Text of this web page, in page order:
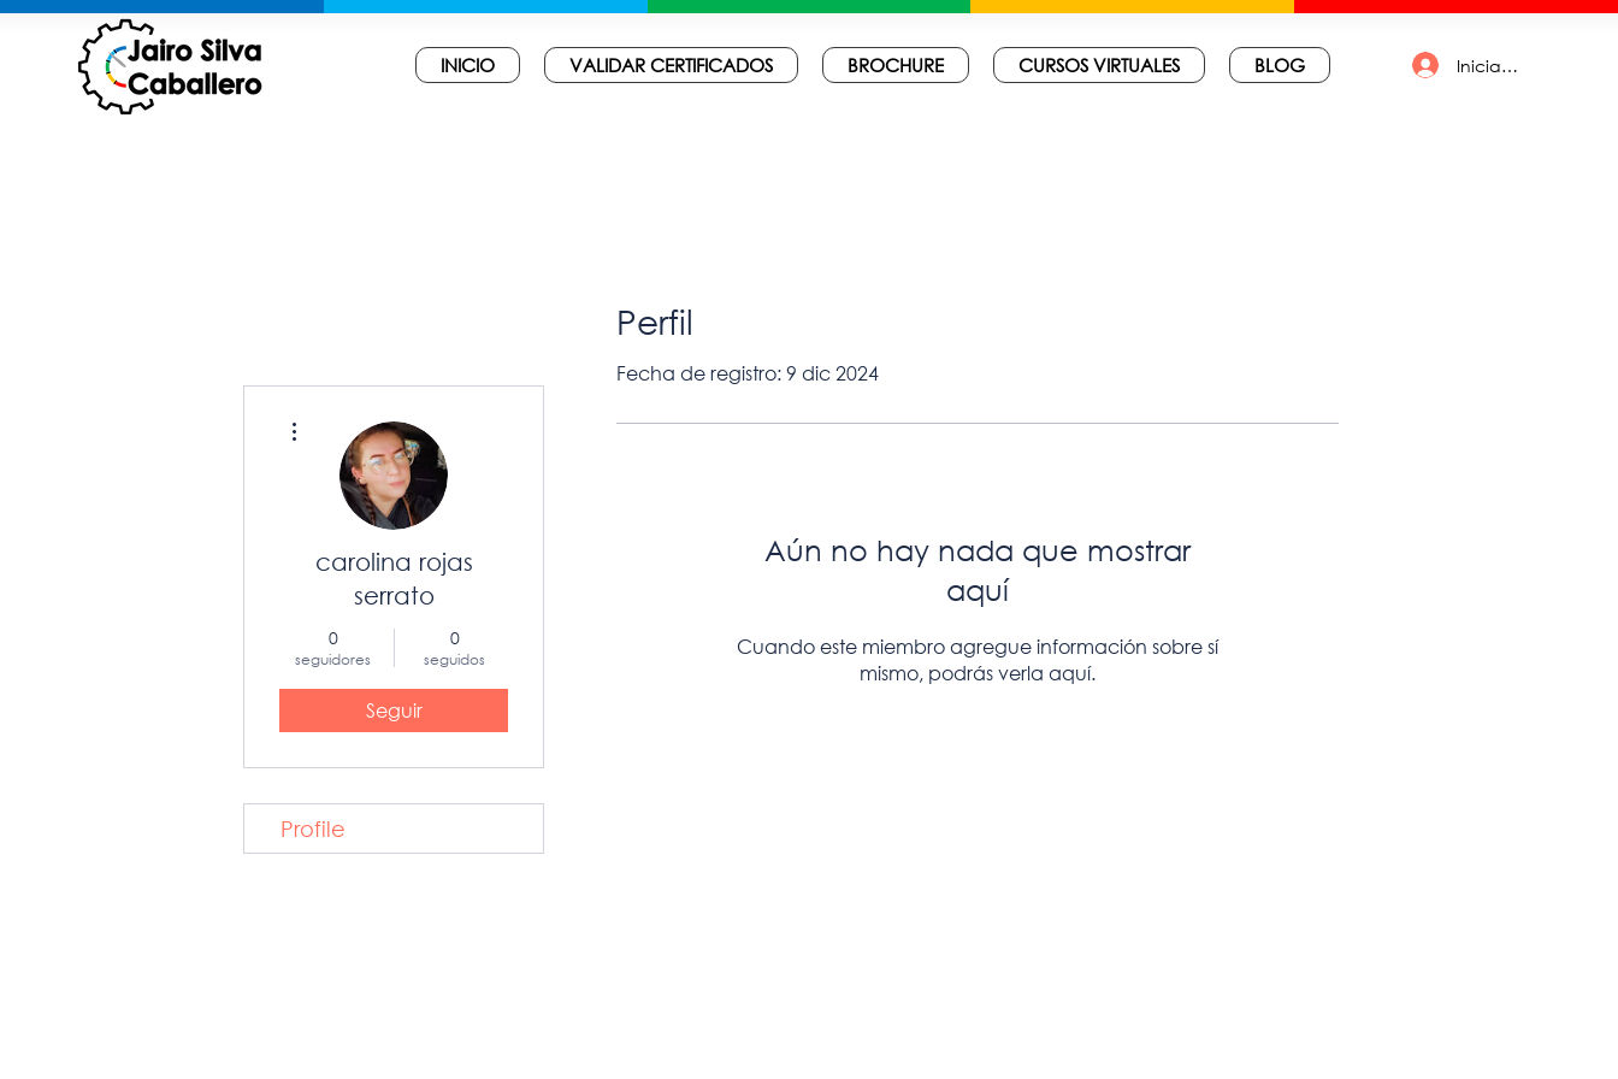
INICIO VALIDAR CERTIFICADOS BROCHURE CURSOS VIRTUALES BLOG Iniciar sesión
Perfil
Fecha de registro: 9 dic 2024
Aún no hay nada que mostrar
aquí
Cuando este miembro agregue información sobre sí
mismo, podrás verla aquí.
carolina rojas
serrato
0
seguidores
0
seguidos
Seguir
Profile